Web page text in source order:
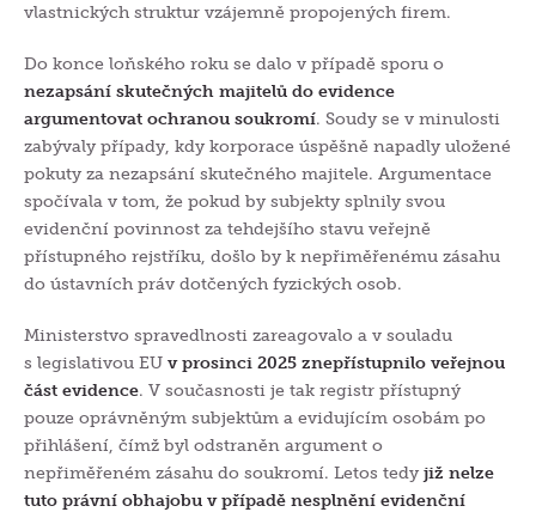
vlastnických struktur vzájemně propojených firem.
Do konce loňského roku se dalo v případě sporu o
nezapsání skutečných majitelů do evidence
argumentovat ochranou soukromí. Soudy se v minulosti
zabývaly případy, kdy korporace úspěšně napadly uložené
pokuty za nezapsání skutečného majitele. Argumentace
spočívala v tom, že pokud by subjekty splnily svou
evidenční povinnost za tehdejšího stavu veřejně
přístupného rejstříku, došlo by k nepřiměřenému zásahu
do ústavních práv dotčených fyzických osob.
Ministerstvo spravedlnosti zareagovalo a v souladu
s legislativou EU v prosinci 2025 znepřístupnilo veřejnou
část evidence. V současnosti je tak registr přístupný
pouze oprávněným subjektům a evidujícím osobám po
přihlášení, čímž byl odstraněn argument o
nepřiměřeném zásahu do soukromí. Letos tedy již nelze
tuto právní obhajobu v případě nesplnění evidenční